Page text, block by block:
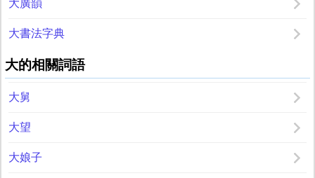
大廣韻
大書法字典
大的相關詞語
大舅
大望
大娘子